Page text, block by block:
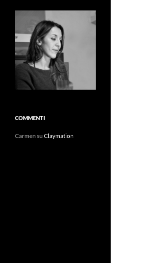
COMMENTI
Carmen su Claymation